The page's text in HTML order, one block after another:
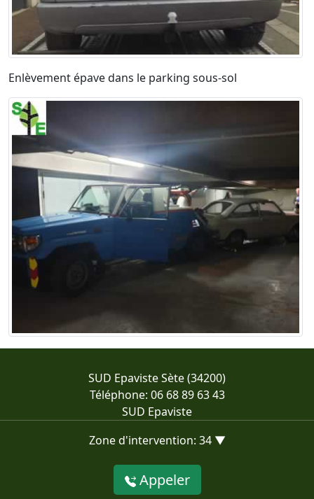
Enlèvement épave dans le parking sous-sol
SUD Epaviste Sète (34200)
Téléphone: 06 68 89 63 43
SUD Epaviste
Zone d'intervention: 34 ▼
Appeler